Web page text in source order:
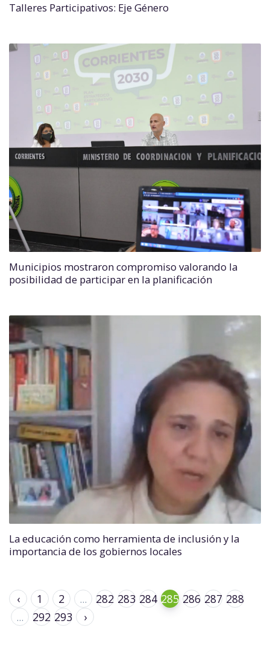
Talleres Participativos: Eje Género
Municipios mostraron compromiso valorando la
posibilidad de participar en la planificación
La educación como herramienta de inclusión y la
importancia de los gobiernos locales
‹ 1 2 ... 282 283 284 285 286 287 288
...
292 293 ›